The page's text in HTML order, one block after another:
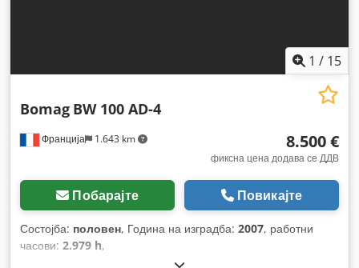
1 / 15
Франција 1.643 km
Bomag BW 100 AD-4
8.500 €
фиксна цена додава се ДДВ
Побарајте Повикајте
Состојба: половен, Година на изградба: 2007, работни
часови: 2.979 h,